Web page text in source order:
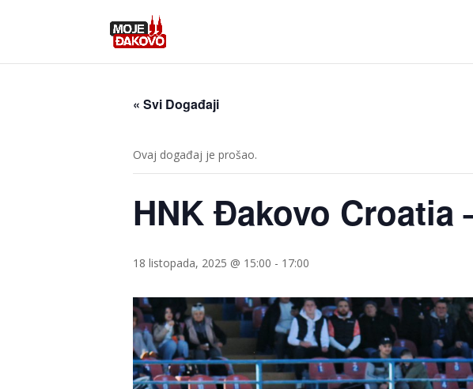
« Svi Događaji
Ovaj događaj je prošao.
HNK Đakovo Croatia
18 listopada, 2025 @ 15:00 - 17:00